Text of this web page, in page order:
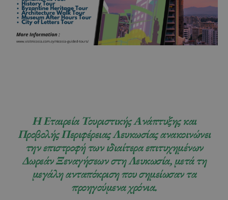
Η Εταιρεία Τουριστικής Ανάπτυξης και
Προβολής Περιφέρειας Λευκωσίας ανακοινώνει
την επιστροφή των ιδιαίτερα επιτυχημένων
Δωρεάν Ξεναγήσεων στη Λευκωσία, μετά τη
μεγάλη ανταπόκριση που σημείωσαν τα
προηγούμενα χρόνια.